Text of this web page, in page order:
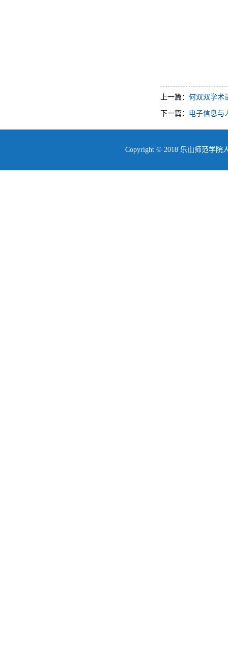
上一篇： 何双双学术
下一篇： 电子信息与
Copyright © 2018 乐山师范学院